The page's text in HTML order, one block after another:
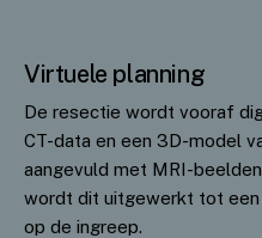
Virtuele planning
De resectie wordt vooraf
CT-data en een 3D-model
aangevuld met MRI-
wordt dit uitgewerkt tot
op de ingreep.